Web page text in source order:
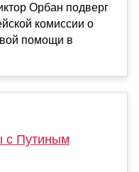
Орбан подверг
комиссии о
помощи в
с Путиным